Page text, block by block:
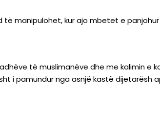
të manipulohet, kur ajo mbetet e
të muslimanëve dhe me kalimin e
i pamundur nga asnjë kastë dijetarësh